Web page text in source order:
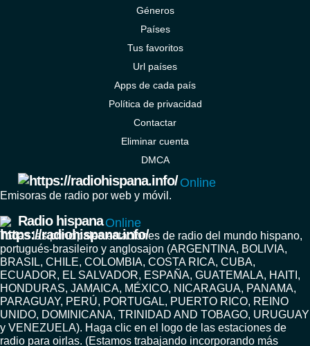
Géneros
Países
Tus favoritos
Url países
Apps de cada país
Política de privacidad
Contactar
Eliminar cuenta
DMCA
Online
Emisoras de radio por web y móvil.
Radio hispana Online
Todas las principales estaciones de radio del mundo hispano,
portugués-brasileiro y anglosajon (ARGENTINA, BOLIVIA,
BRASIL, CHILE, COLOMBIA, COSTA RICA, CUBA,
ECUADOR, EL SALVADOR, ESPAÑA, GUATEMALA, HAITI,
HONDURAS, JAMAICA, MÉXICO, NICARAGUA, PANAMA,
PARAGUAY, PERÚ, PORTUGAL, PUERTO RICO, REINO
UNIDO, DOMINICANA, TRINIDAD AND TOBAGO, URUGUAY
y VENEZUELA). Haga clic en el logo de las estaciones de
radio para oirlas. (Estamos trabajando incorporando más